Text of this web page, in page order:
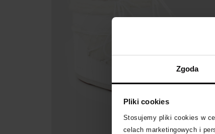
Zgoda
Pliki cookies
Stosujemy pliki cookies w
celach marketingowych i